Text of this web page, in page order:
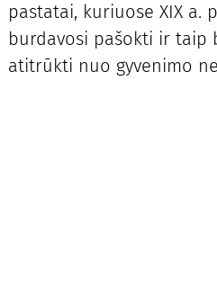
pastatai, kuriuose XIX a.
burdavosi pašokti ir taip
atitrūkti nuo gyvenimo